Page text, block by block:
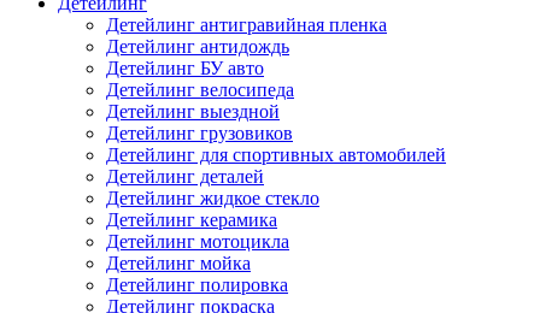
Детейлинг антигравийная пленка
Детейлинг антидождь
Детейлинг БУ авто
Детейлинг велосипеда
Детейлинг выездной
Детейлинг грузовиков
Детейлинг для спортивных автомобилей
Детейлинг деталей
Детейлинг жидкое стекло
Детейлинг керамика
Детейлинг мотоцикла
Детейлинг мойка
Детейлинг полировка
Детейлинг покраска